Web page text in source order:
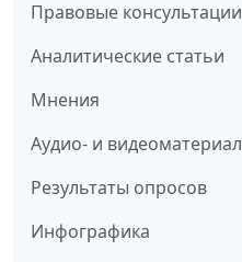
Правовые консультации
Аналитические статьи
Мнения
Аудио- и
Результаты опросов
Инфографика